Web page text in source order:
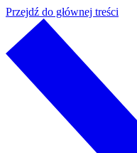
Przejdź do głównej treści